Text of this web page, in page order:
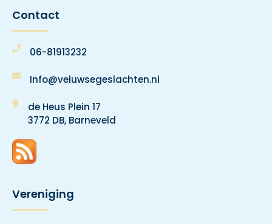
Contact
06-81913232
Info@veluwsegeslachten.nl
de Heus Plein 17
3772 DB, Barneveld
Vereniging